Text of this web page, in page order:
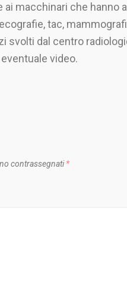
macchinari che hanno
tac,
svolti dal centro
video.
contrassegnati *